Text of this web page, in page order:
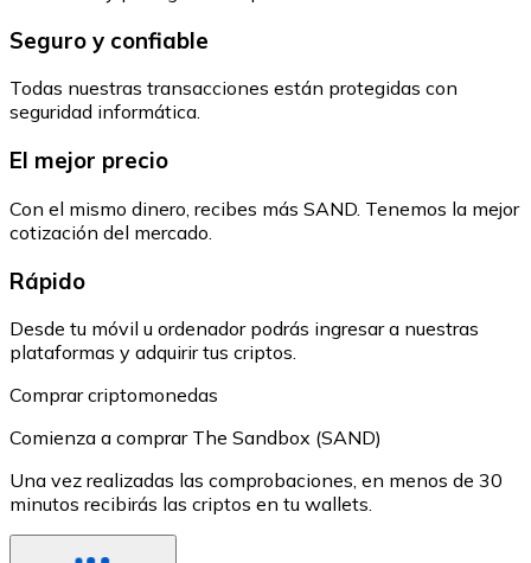
Seguro y confiable
Todas nuestras transacciones están protegidas con
seguridad informática.
El mejor precio
Con el mismo dinero, recibes más SAND. Tenemos la mejor
cotización del mercado.
Rápido
Desde tu móvil u ordenador podrás ingresar a nuestras
plataformas y adquirir tus criptos.
Comprar criptomonedas
Comienza a comprar The Sandbox (SAND)
Una vez realizadas las comprobaciones, en menos de 30
minutos recibirás las criptos en tu wallets.